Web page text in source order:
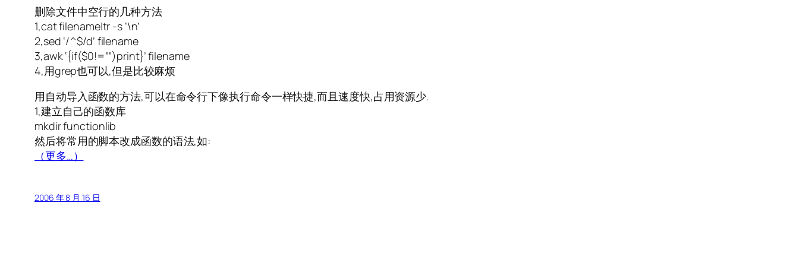
删除文件中空行的几种方法
1,cat filename|tr -s ‘\n’
2,sed ‘/^$/d’ filename
3,awk ‘{if($0!=””)print}’ filename
4,用grep也可以,但是比较麻烦
用自动导入函数的方法,可以在命令行下像执行命令一样快捷,而且速度快,占用资源少.
1,建立自己的函数库
mkdir functionlib
然后将常用的脚本改成函数的语法,如:
（更多…）
2006 年 8 月 16 日